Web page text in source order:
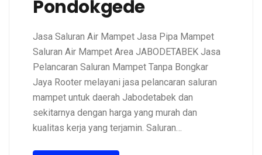
Pondokgede
Jasa Saluran Air Mampet Jasa Pipa Mampet
Saluran Air Mampet Area JABODETABEK Jasa
Pelancaran Saluran Mampet Tanpa Bongkar
Jaya Rooter melayani jasa pelancaran saluran
mampet untuk daerah Jabodetabek dan
sekitarnya dengan harga yang murah dan
kualitas kerja yang terjamin. Saluran…